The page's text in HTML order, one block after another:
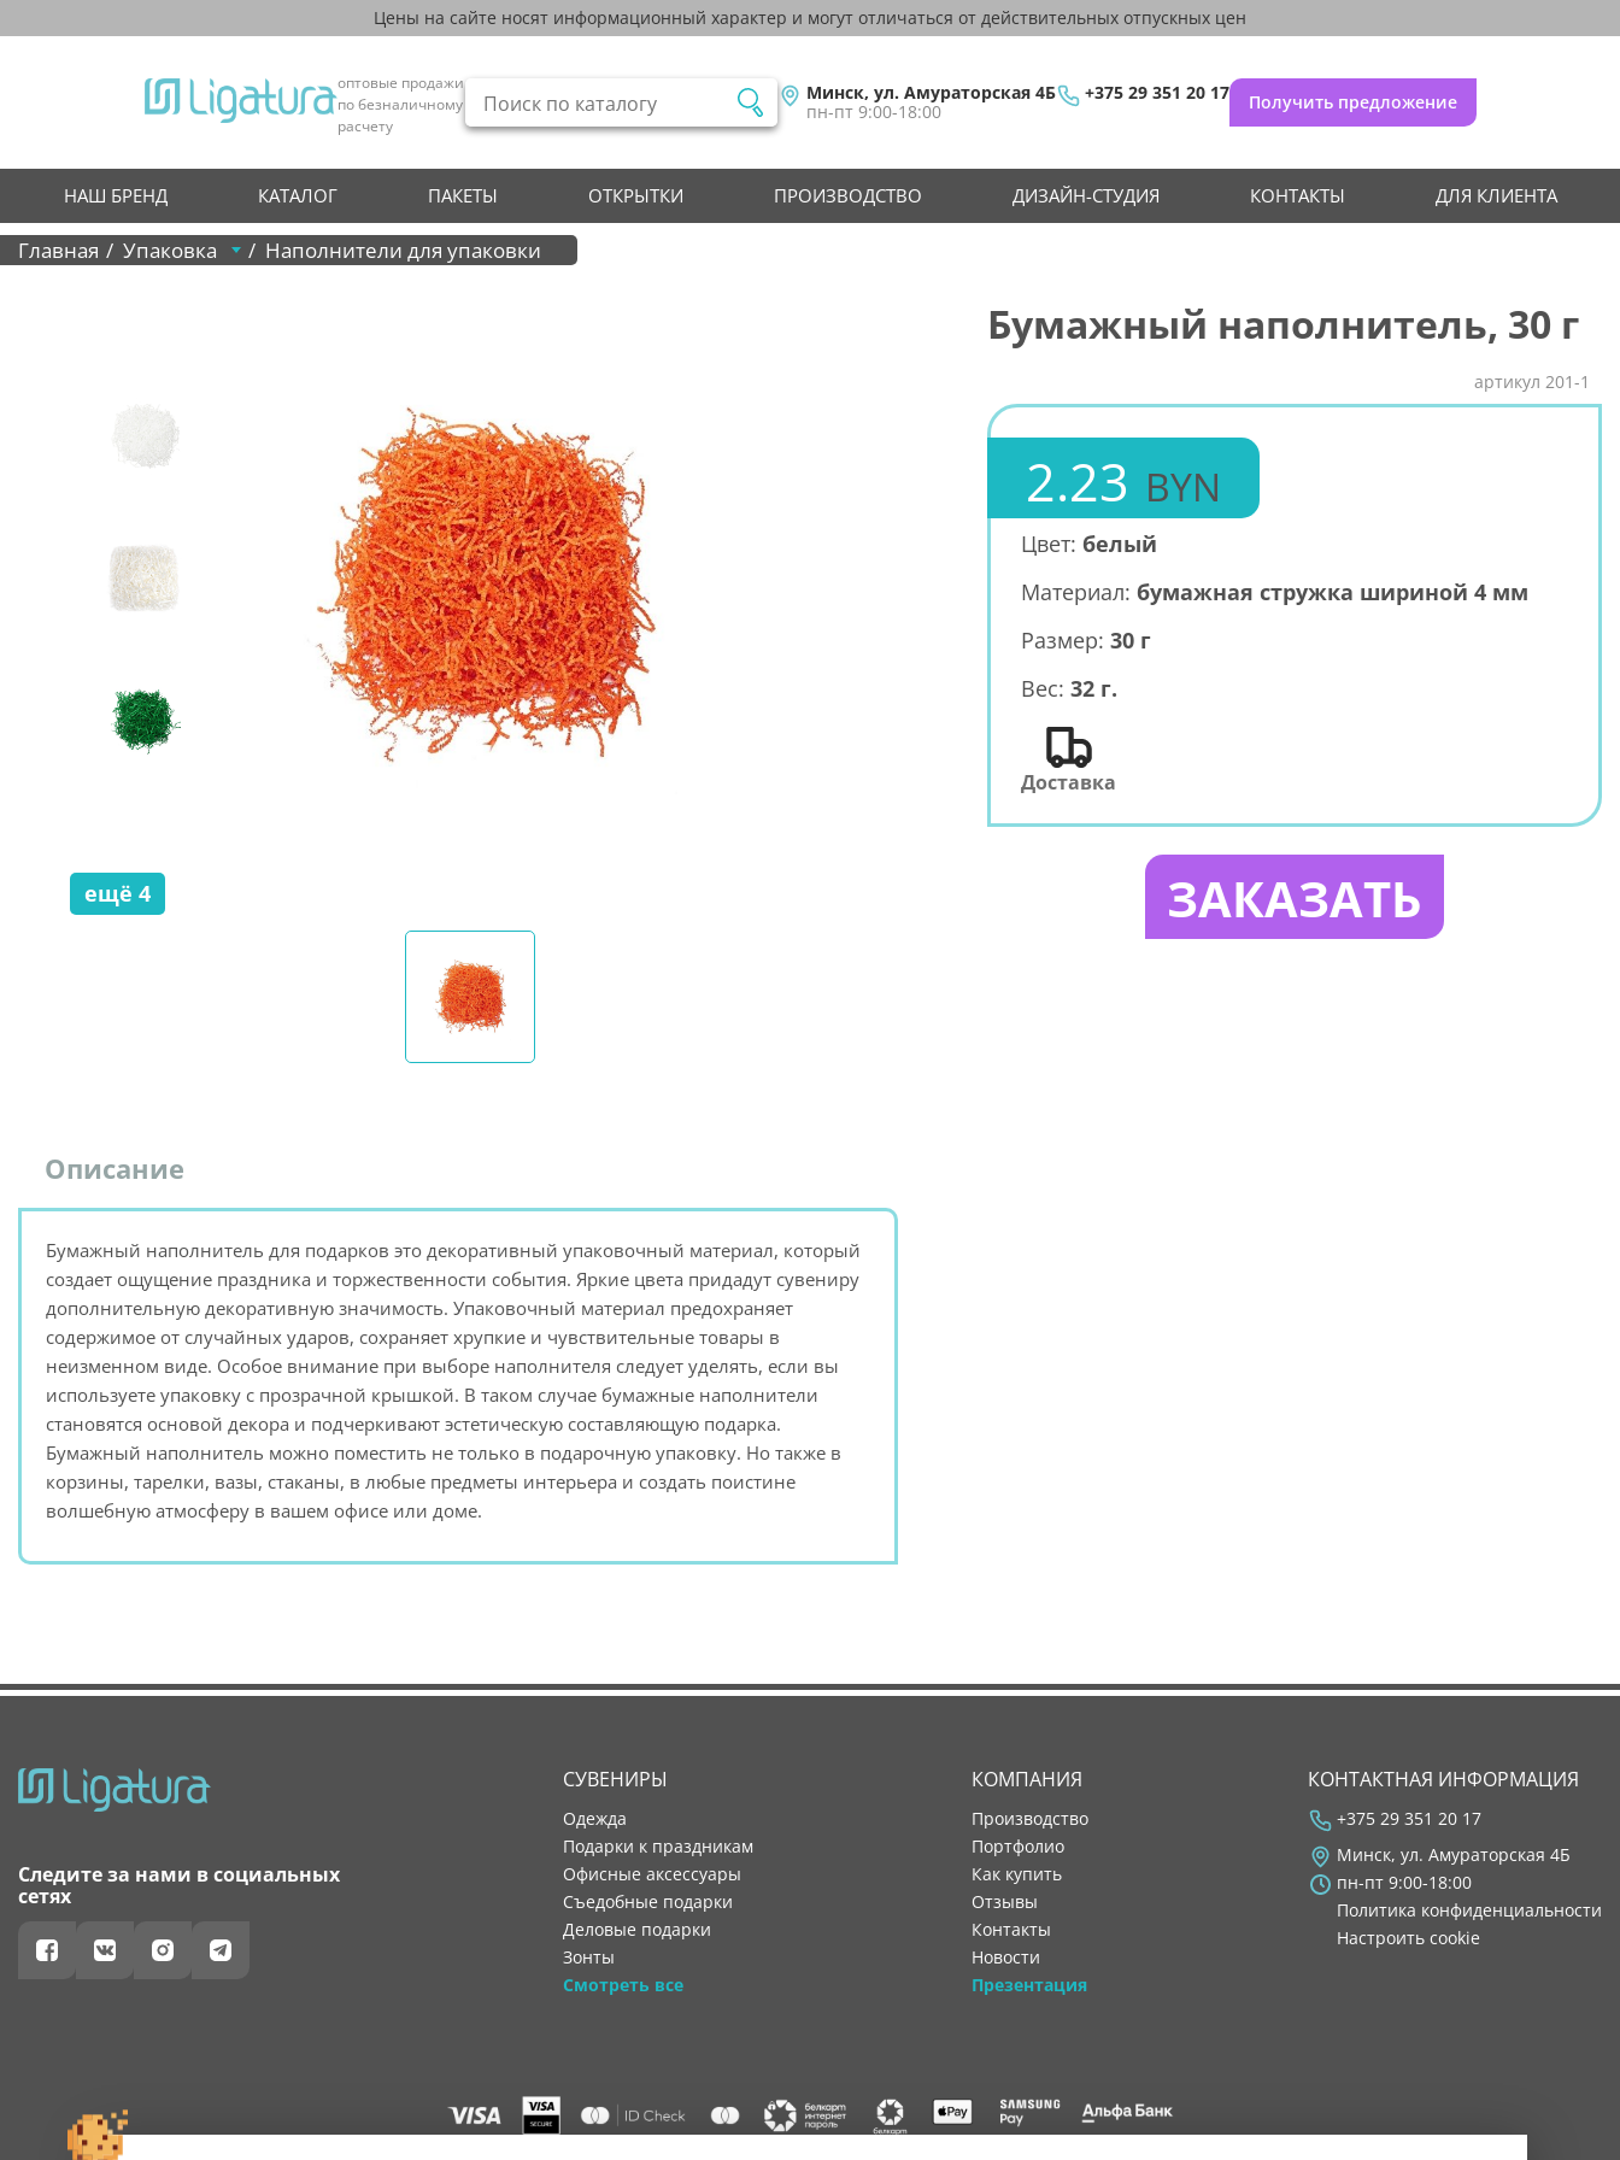
Цены на сайте носят информационный характер и могут отличаться от действительных отпускных цен
оптовые продажи
по безналичному
расчету
Минск, ул. Амураторская 4Б
пн-пт 9:00-18:00
+375 29 351 20 17 Получить предложение
НАШ БРЕНД КАТАЛОГ ПАКЕТЫ ОТКРЫТКИ ПРОИЗВОДСТВО ДИЗАЙН-СТУДИЯ КОНТАКТЫ ДЛЯ КЛИЕНТА
Главная Упаковка Наполнители для упаковки
ещё 4
Бумажный наполнитель, 30 г
артикул 201-1
2.23 BYN
Цвет: белый
Материал: бумажная стружка шириной 4 мм
Размер: 30 г
Вес: 32 г.
Доставка
ЗАКАЗАТЬ
Описание
Бумажный наполнитель для подарков это декоративный упаковочный материал, который
создает ощущение праздника и торжественности события. Яркие цвета придадут сувениру
дополнительную декоративную значимость. Упаковочный материал предохраняет
содержимое от случайных ударов, сохраняет хрупкие и чувствительные товары в
неизменном виде. Особое внимание при выборе наполнителя следует уделять, если вы
используете упаковку с прозрачной крышкой. В таком случае бумажные наполнители
становятся основой декора и подчеркивают эстетическую составляющую подарка.
Бумажный наполнитель можно поместить не только в подарочную упаковку. Но также в
корзины, тарелки, вазы, стаканы, в любые предметы интерьера и создать поистине
волшебную атмосферу в вашем офисе или доме.
Следите за нами в социальных
сетях
СУВЕНИРЫ
Одежда
Подарки к праздникам
Офисные аксессуары
Съедобные подарки
Деловые подарки
Зонты
Смотреть все
КОМПАНИЯ
производство
портфолио
как купить
отзывы
контакты
новости
Презентация
КОНТАКТНАЯ ИНФОРМАЦИЯ
+375 29 351 20 17
Минск, ул. Амураторская 4Б
пн-пт 9:00-18:00
Политика конфиденциальности
Настроить cookie